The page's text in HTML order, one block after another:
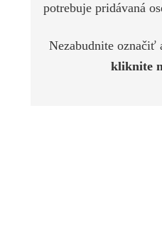
potrebuje pridávaná
Nezabudnite označiť
kliknite